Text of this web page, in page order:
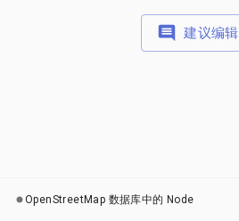
建议编辑
OpenStreetMap 数据库中的 Node